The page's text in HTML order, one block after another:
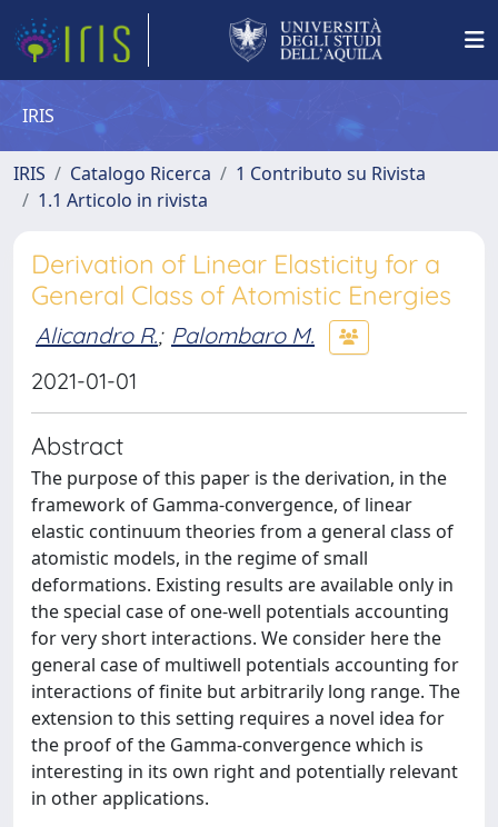
IRIS
IRIS Catalogo Ricerca
1 Contributo su Rivista
1.1 Articolo in rivista
Derivation of Linear Elasticity for a
General Class of Atomistic Energies
Alicandro R.; Palombaro M.
2021-01-01
Abstract
The purpose of this paper is the derivation, in the
framework of Gamma-convergence, of linear
elastic continuum theories from a general class of
atomistic models, in the regime of small
deformations. Existing results are available only in
the special case of one-well potentials accounting
for very short interactions. We consider here the
general case of multiwell potentials accounting for
interactions of finite but arbitrarily long range. The
extension to this setting requires a novel idea for
the proof of the Gamma-convergence which is
interesting in its own right and potentially relevant
in other applications.